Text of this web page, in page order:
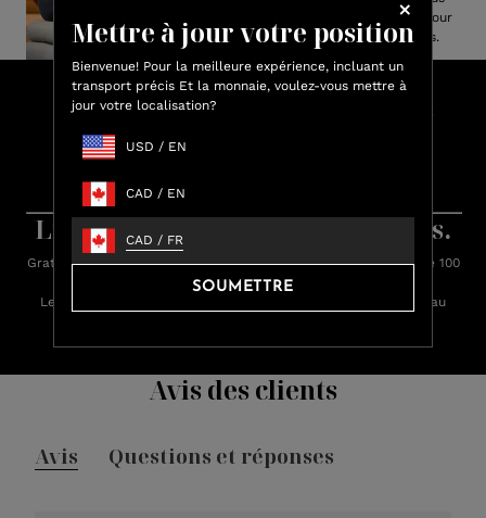
Mettre à jour votre position
Bienvenue! Pour la meilleure expérience, incluant un
transport précis Et la monnaie, voulez-vous mettre à
jour votre localisation?
USD / EN
CAD / EN
CAD / FR
SOUMETTRE
avons conçu chaque pièce pour
les hommes et les femmes.
Faites vos achats et gagnez des
crédits Lux
Apprenez-en plus sur les récompenses.
Livraison rapide. Retours faciles.
Gratuit standard livraison sur toutes les commandes de plus de 100
$.
Les commandes sont expédiées dans les 24 heures (du lundi au
Avis des clients
Avis Questions et réponses